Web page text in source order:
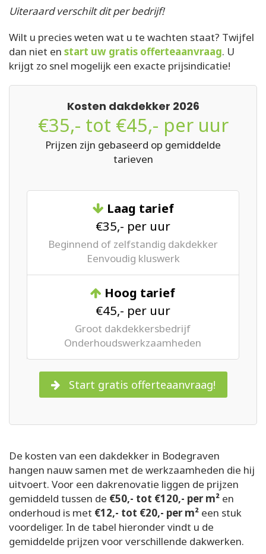
Uiteraard verschilt dit per bedrijf!
Wilt u precies weten wat u te wachten staat? Twijfel
dan niet en start uw gratis offerteaanvraag. U
krijgt zo snel mogelijk een exacte prijsindicatie!
Kosten dakdekker 2026
€35,- tot €45,- per uur
Prijzen zijn gebaseerd op gemiddelde
tarieven
Laag tarief
€35,- per uur
Beginnend of zelfstandig dakdekker
Eenvoudig kluswerk
Hoog tarief
€45,- per uur
Groot dakdekkersbedrijf
Onderhoudswerkzaamheden
Start gratis offerteaanvraag!
De kosten van een dakdekker in Bodegraven
hangen nauw samen met de werkzaamheden die hij
uitvoert. Voor een dakrenovatie liggen de prijzen
gemiddeld tussen de €50,- tot €120,- per m² en
onderhoud is met €12,- tot €20,- per m² een stuk
voordeliger. In de tabel hieronder vindt u de
gemiddelde prijzen voor verschillende dakwerken.